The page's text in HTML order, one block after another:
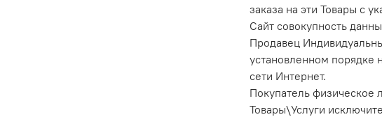
заказа на эти Товары с
Сайт совокупность
Продавец
установленном порядке
сети Интернет.
Покупатель
Товары\Услуги